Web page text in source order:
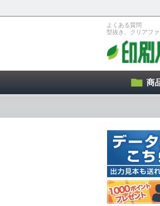
よくある質問
型抜き、クリアフ
商